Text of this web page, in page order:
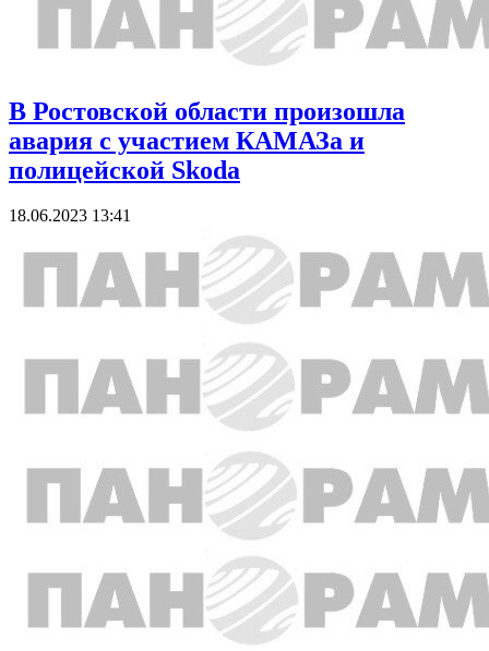
В Ростовской области произошла
авария с участием КАМАЗа и
полицейской Skoda
18.06.2023 13:41